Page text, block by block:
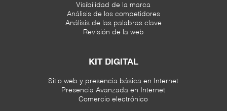
Visibilidad de la marca
Análisis de los competidores
Análisis de las palabras clave
Revisión de la web
KIT DIGITAL
Sitio web y presencia básica en Internet
Presencia Avanzada en Internet
Comercio electrónico